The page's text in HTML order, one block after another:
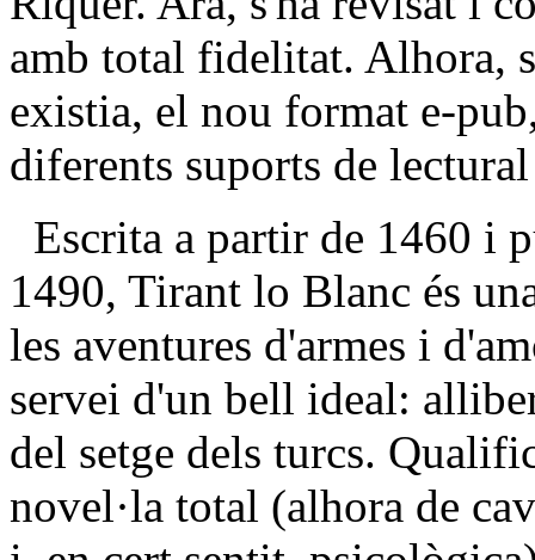
amb total fidelitat. Alhora,
existia, el nou format e-
diferents suports de
Escrita a partir de 1460 i
1490, Tirant lo Blanc és
les aventures d'armes i
servei d'un bell ideal:
del setge dels turcs.
novel·la total (alhora de